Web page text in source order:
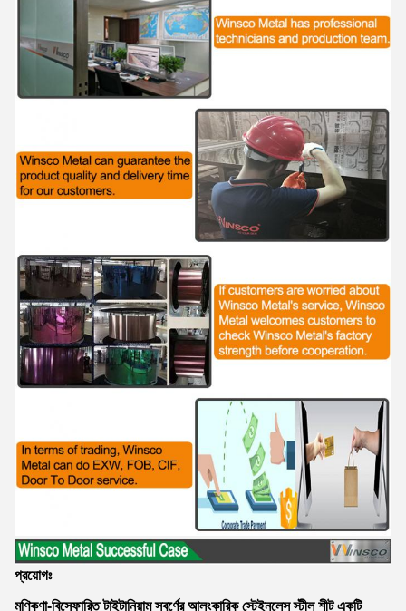
প্রয়োগঃ
মণিকণা-বিস্ফোরিত টাইটানিয়াম স্বর্ণের আলংকারিক স্টেইনলেস স্টীল শীট একটি